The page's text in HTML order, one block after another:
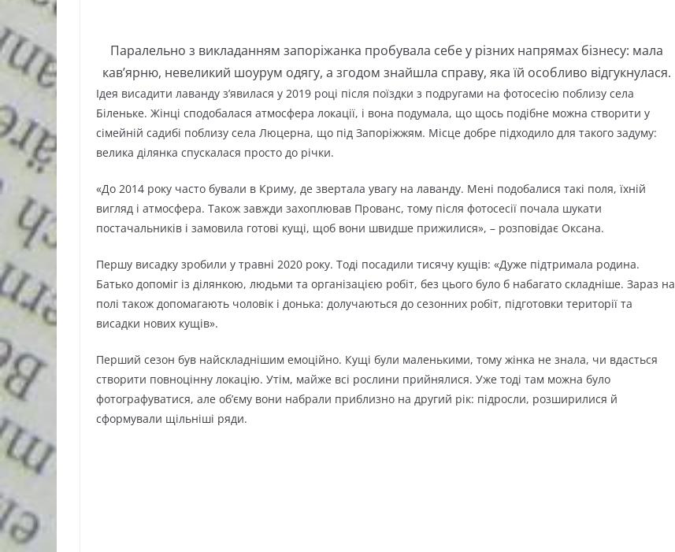
Паралельно з викладанням запоріжанка пробувала себе у різних напрямах бізнесу: мала
кав’ярню, невеликий шоурум одягу, а згодом знайшла справу, яка їй особливо відгукнулася.
Ідея висадити лаванду з’явилася у 2019 році після поїздки з подругами на фотосесію поблизу села
Біленьке. Жінці сподобалася атмосфера локації, і вона подумала, що щось подібне можна створити у
сімейній садибі поблизу села Люцерна, що під Запоріжжям. Місце добре підходило для такого задуму:
велика ділянка спускалася просто до річки.
«До 2014 року часто бували в Криму, де звертала увагу на лаванду. Мені подобалися такі поля, їхній
вигляд і атмосфера. Також завжди захоплював Прованс, тому після фотосесії почала шукати
постачальників і замовила готові кущі, щоб вони швидше прижилися», – розповідає Оксана.
Першу висадку зробили у травні 2020 року. Тоді посадили тисячу кущів: «Дуже підтримала родина.
Батько допоміг із ділянкою, людьми та організацією робіт, без цього було б набагато складніше. Зараз на
полі також допомагають чоловік і донька: долучаються до сезонних робіт, підготовки території та
висадки нових кущів».
Перший сезон був найскладнішим емоційно. Кущі були маленькими, тому жінка не знала, чи вдасться
створити повноцінну локацію. Утім, майже всі рослини прийнялися. Уже тоді там можна було
фотографуватися, але об’єму вони набрали приблизно на другий рік: підросли, розширилися й
сформували щільніші ряди.